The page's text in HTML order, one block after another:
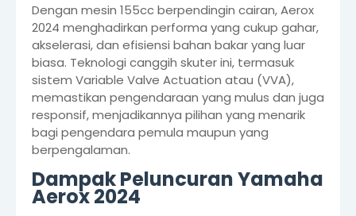
Dengan mesin 155cc berpendingin cairan, Aerox
2024 menghadirkan performa yang cukup gahar,
akselerasi, dan efisiensi bahan bakar yang luar
biasa. Teknologi canggih skuter ini, termasuk
sistem Variable Valve Actuation atau (VVA),
memastikan pengendaraan yang mulus dan juga
responsif, menjadikannya pilihan yang menarik
bagi pengendara pemula maupun yang
berpengalaman.
Dampak Peluncuran Yamaha
Aerox 2024